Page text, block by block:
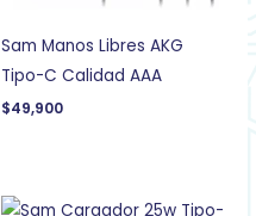
Sam Manos Libres AKG
Tipo-C Calidad AAA
$49,900